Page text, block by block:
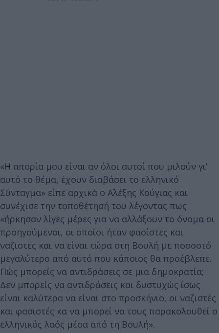
«Η απορία μου είναι αν όλοι αυτοί που μιλούν γι’
αυτό το θέμα, έχουν διαβάσει το ελληνικό
Σύνταγμα» είπε αρχικά ο Αλέξης Κούγιας και
συνέχισε την τοποθέτησή του λέγοντας πως
«ήρκησαν λίγες μέρες για να αλλάξουν το όνομα οι
προηγούμενοι, οι οποίοι ήταν φασίστες και
ναζιστές και να είναι τώρα στη Βουλή με ποσοστό
μεγαλύτερο από αυτό που κάποιος θα προέβλεπε.
Πώς μπορείς να αντιδράσεις σε μια δημοκρατία;
Δεν μπορείς να αντιδράσεις και δυστυχώς ίσως
είναι καλύτερα να είναι στο προσκήνιο, οι ναζιστές
και φασιστές κα να μπορεί να τους παρακολουθεί ο
ελληνικός λαός μέσα από τη Βουλή».